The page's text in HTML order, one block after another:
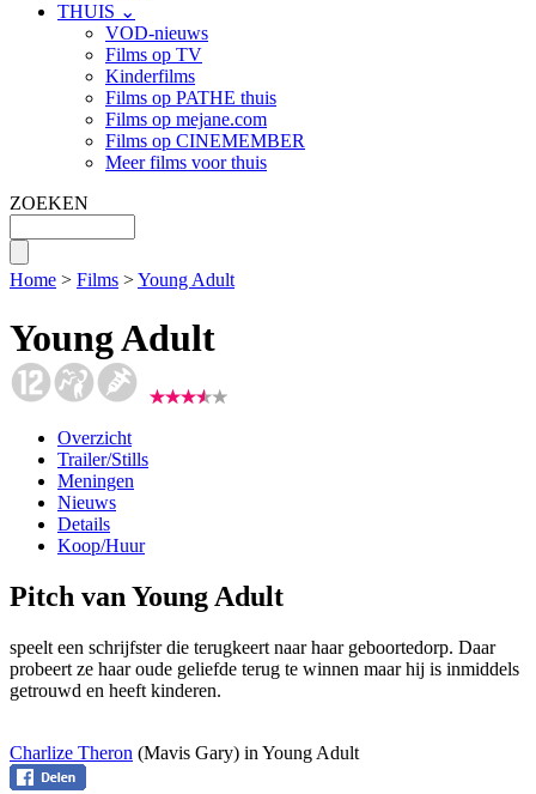
THUIS ⌄
VOD-nieuws
Films op TV
Kinderfilms
Films op PATHE thuis
Films op mejane.com
Films op CINEMEMBER
Meer films voor thuis
ZOEKEN
Home > Films >Young Adult
Young Adult
Overzicht
Trailer/Stills
Meningen
Nieuws
Details
Koop/Huur
Pitch van Young Adult
speelt een schrijfster die terugkeert naar haar geboortedorp. Daar
probeert ze haar oude geliefde terug te winnen maar hij is inmiddels
getrouwd en heeft kinderen.
Charlize Theron (Mavis Gary) in Young Adult